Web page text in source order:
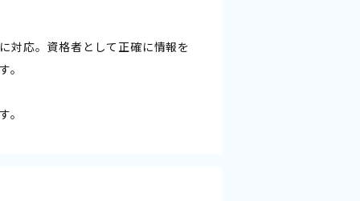
対応。資格者として正確に情報を
。
。